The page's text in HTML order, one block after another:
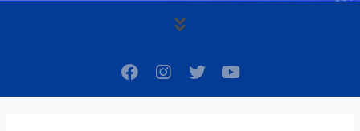
Menú
F
a
c
I
n
s
T
w
i
Y
o
u